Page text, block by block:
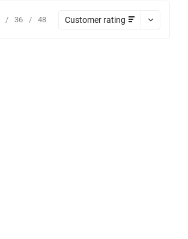
/ 36 / 48 Customer rating